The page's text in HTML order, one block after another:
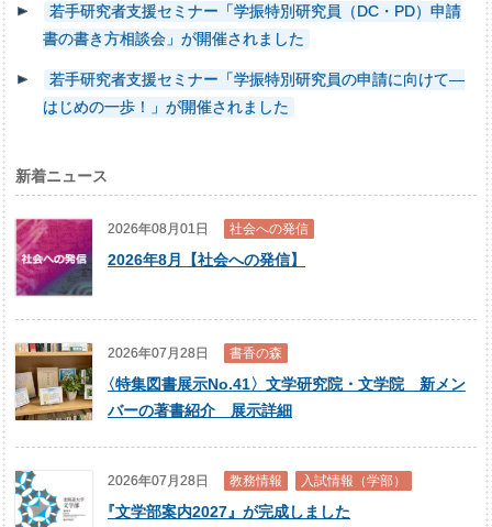
若手研究者支援セミナー「学振特別研究員（DC・PD）申請
書の書き方相談会」が開催されました
若手研究者支援セミナー「学振特別研究員の申請に向けて―
はじめの一歩！」が開催されました
新着ニュース
2026年08月01日 社会への発信
2026年8月【社会への発信】
2026年07月28日 書香の森
〈特集図書展示No.41〉文学研究院・文学院 新メン
バーの著書紹介 展示詳細
2026年07月28日 教務情報 入試情報（学部）
『文学部案内2027』が完成しました